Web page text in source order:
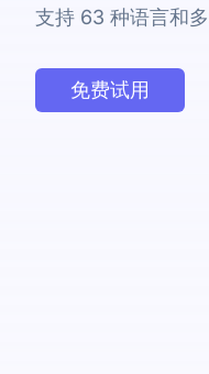
支持 63 种语言和
免费试用